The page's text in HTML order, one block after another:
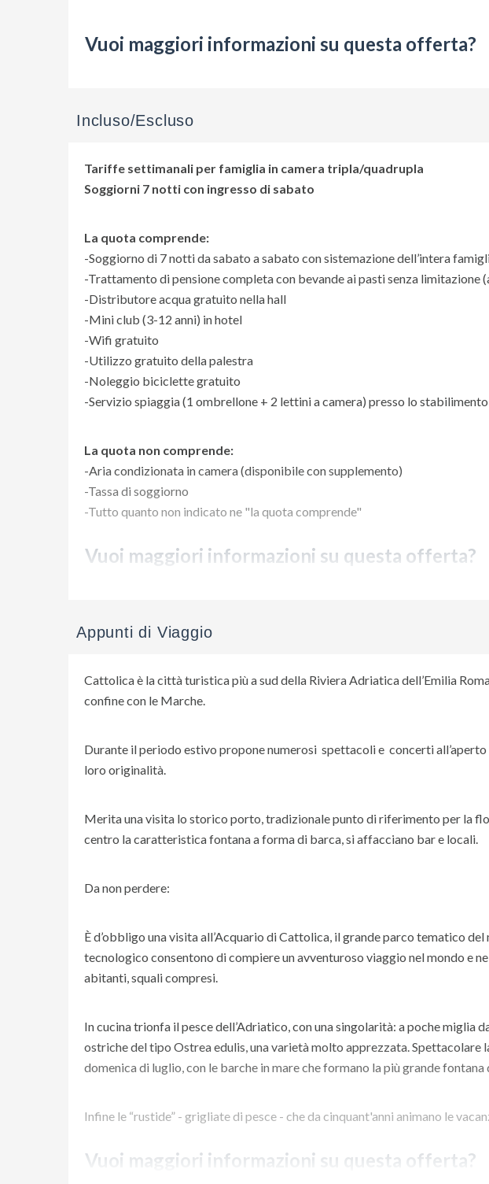
Vuoi maggiori informazioni su questa offerta?
Incluso/Escluso
Tariffe settimanali per famiglia in camera tripla/quadrupla
Soggiorni 7 notti con ingresso di sabato
La quota comprende:
-Soggiorno di 7 notti da sabato a sabato con sistemazione dell’intera
-Trattamento di pensione completa con bevande ai pasti senza limitazione
-Distributore acqua gratuito nella hall
-Mini club (3-12 anni) in hotel
-Wifi gratuito
-Utilizzo gratuito della palestra
-Noleggio biciclette gratuito
-Servizio spiaggia (1 ombrellone + 2 lettini a camera) presso lo
La quota non comprende:
-Aria condizionata in camera (disponibile con supplemento)
-Tassa di soggiorno
-Tutto quanto non indicato ne "la quota comprende"
Vuoi maggiori informazioni su questa offerta?
Appunti di Viaggio
Cattolica è la città turistica più a sud della Riviera Adriatica dell’Emilia
confine con le Marche.
Durante il periodo estivo propone numerosi spettacoli e concerti
loro originalità.
Merita una visita lo storico porto, tradizionale punto di riferimento per la
centro la caratteristica fontana a forma di barca, si affacciano bar e locali.
Da non perdere:
È d’obbligo una visita all’Acquario di Cattolica, il grande parco tematico
tecnologico consentono di compiere un avventuroso viaggio nel mondo e
abitanti, squali compresi.
In cucina trionfa il pesce dell’Adriatico, con una singolarità: a poche miglia
ostriche del tipo Ostrea edulis, una varietà molto apprezzata. Spettacolare
domenica di luglio, con le barche in mare che formano la più grande fontana
Infine le “rustide” - grigliate di pesce - che da cinquant'anni animano le
Vuoi maggiori informazioni su questa offerta?